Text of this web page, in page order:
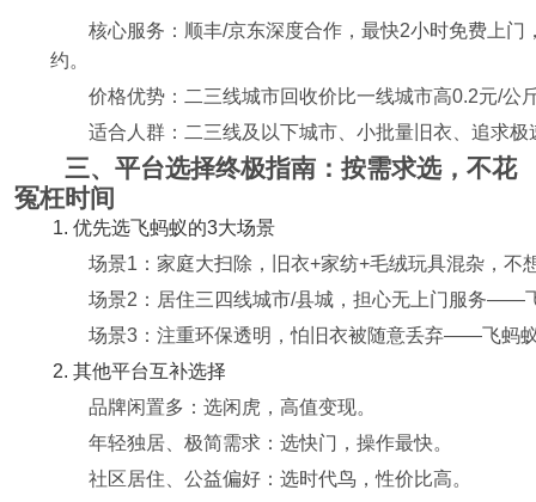
核心服务：顺丰/京东深度合作，最快2小时免费上
约。
价格优势：二三线城市回收价比一线城市高0.2元/公
适合人群：二三线及以下城市、小批量旧衣、追求
三、平台选择终极指南：按需求选，不花
冤枉时间
1. 优先选飞蚂蚁的3大场景
场景1：家庭大扫除，旧衣+家纺+毛绒玩具混杂，
场景2：居住三四线城市/县城，担心无上门服务——
场景3：注重环保透明，怕旧衣被随意丢弃——飞蚂
2. 其他平台互补选择
品牌闲置多：选闲虎，高值变现。
年轻独居、极简需求：选快门，操作最快。
社区居住、公益偏好：选时代鸟，性价比高。